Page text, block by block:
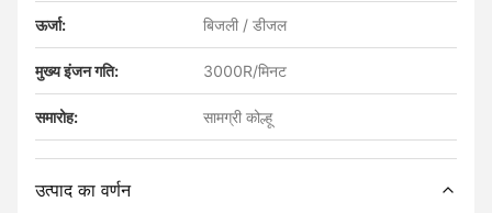
ऊर्जा: बिजली / डीजल
मुख्य इंजन गति: 3000R/मिनट
समारोह: सामग्री कोल्हू
उत्पाद का वर्णन